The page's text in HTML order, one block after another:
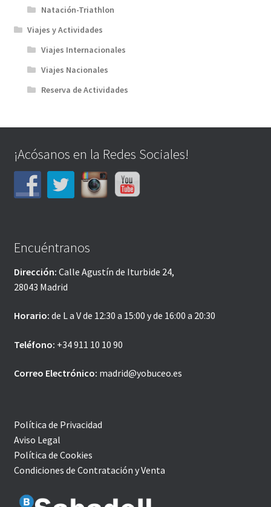
Natación-Triathlon
Viajes y Actividades
Viajes Internacionales
Viajes Nacionales
Reserva de Actividades
¡Acósanos en la Redes Sociales!
Encuéntranos
Dirección: Calle Agustín de Iturbide 24,
28043 Madrid
Horario: de L a V de 12:30 a 15:00 y de 16:00 a 20:30
Teléfono: +34 911 10 10 90
Correo Electrónico: madrid@yobuceo.es
Política de Privacidad
Aviso Legal
Política de Cookies
Condiciones de Contratación y Venta